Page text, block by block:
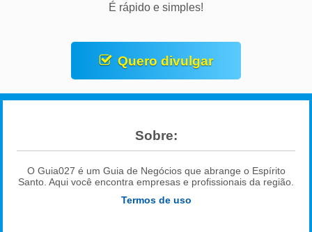
É rápido e simples!
Quero divulgar
Sobre:
O Guia027 é um Guia de Negócios que abrange o Espírito
Santo. Aqui você encontra empresas e profissionais da região.
Termos de uso